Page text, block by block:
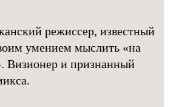
режиссер, известный
умением мыслить «на
Визионер и признанный